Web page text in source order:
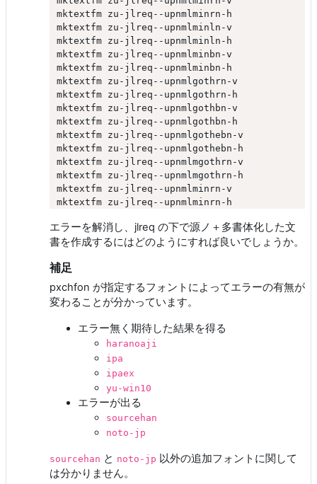
mktextfm zu-jlreq--upnmlminrn-h
mktextfm zu-jlreq--upnmlminln-v
mktextfm zu-jlreq--upnmlminln-h
mktextfm zu-jlreq--upnmlminbn-v
mktextfm zu-jlreq--upnmlminbn-h
mktextfm zu-jlreq--upnmlgothrn-v
mktextfm zu-jlreq--upnmlgothrn-h
mktextfm zu-jlreq--upnmlgothbn-v
mktextfm zu-jlreq--upnmlgothbn-h
mktextfm zu-jlreq--upnmlgothebn-v
mktextfm zu-jlreq--upnmlgothebn-h
mktextfm zu-jlreq--upnmlmgothrn-v
mktextfm zu-jlreq--upnmlmgothrn-h
mktextfm zu-jlreq--upnmlminrn-v
エラーを解消し、jlreq の下で源ノ＋多書体化した文
書を作成するにはどのようにすれば良いでしょうか。
補足
pxchfon が指定するフォントによってエラーの有無が
変わることが分かっています。
エラー無く期待した結果を得る
haranoaji
ipa
ipaex
yu-win10
エラーが出る
sourcehan
noto-jp
sourcehan と noto-jp 以外の追加フォントに関して
は分かりません。